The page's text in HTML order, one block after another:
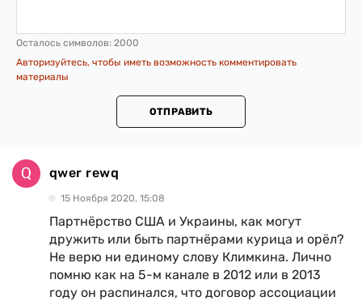
Осталось символов: 2000
Авторизуйтесь, чтобы иметь возможность комментировать
материалы
ОТПРАВИТЬ
qwer rewq
15 Ноября 2020, 15:08
Партнёрство США и Украины, как могут
дружить или быть партнёрами курица и орёл?
Не верю ни единому слову Климкина. Лично
помню как на 5-м канале в 2012 или в 2013
году он распинался, что договор ассоциации